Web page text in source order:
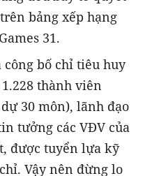
bảng xếp hạng
31.
công bố chỉ tiêu huy
thành viên
30 môn), lãnh đạo
tưởng các VĐV của
được tuyển lựa kỹ
Vậy nên đừng lo